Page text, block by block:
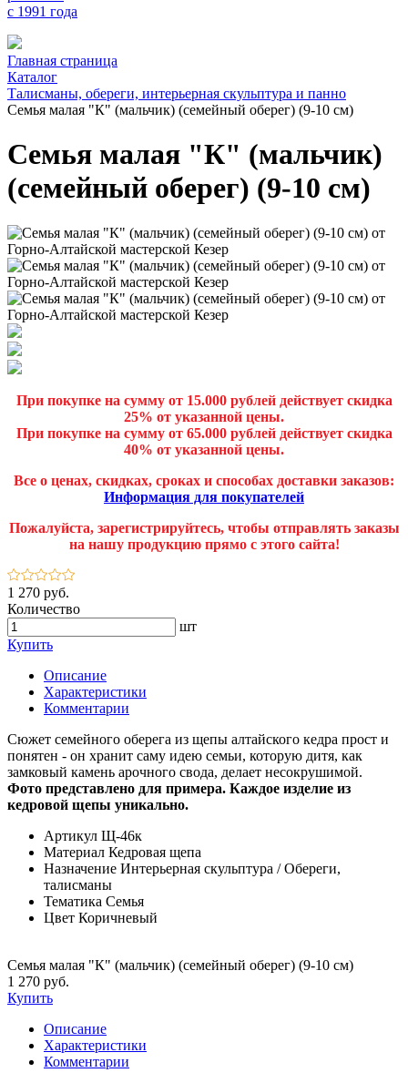
с 1991 года
Главная страница
Каталог
Талисманы, обереги, интерьерная скульптура и панно
Семья малая "К" (мальчик) (семейный оберег) (9-10 см)
Семья малая "К" (мальчик)
(семейный оберег) (9-10 см)
При покупке на сумму от 15.000 рублей действует скидка
25% от указанной цены.
При покупке на сумму от 65.000 рублей действует скидка
40% от указанной цены.
Все о ценах, скидках, сроках и способах доставки заказов:
Информация для покупателей
Пожалуйста, зарегистрируйтесь, чтобы отправлять заказы
на нашу продукцию прямо с этого сайта!
1 270 руб.
Количество
шт
Купить
Описание
Характеристики
Комментарии
Сюжет семейного оберега из щепы алтайского кедра прост и
понятен - он хранит саму идею семьи, которую дитя, как
замковый камень арочного свода, делает несокрушимой.
Фото представлено для примера. Каждое изделие из
кедровой щепы уникально.
Артикул Щ-46к
Материал Кедровая щепа
Назначение Интерьерная скульптура / Обереги,
талисманы
Тематика Семья
Цвет Коричневый
Семья малая "К" (мальчик) (семейный оберег) (9-10 см)
1 270 руб.
Купить
Описание
Характеристики
Комментарии